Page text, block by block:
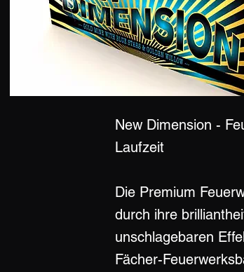
New Dimension -
Laufzeit
Die Premium
durch ihre
unschlagebaren
Fächer-